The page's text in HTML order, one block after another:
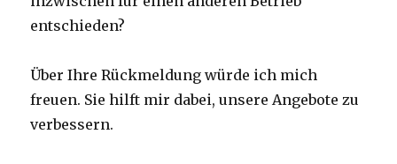
entschieden?
Über Ihre Rückmeldung würde ich mich
freuen. Sie hilft mir dabei, unsere Angebote zu
verbessern.